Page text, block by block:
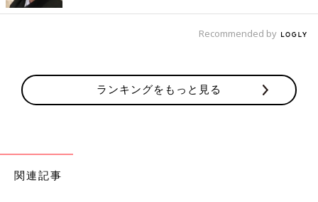
を見開いたままでした。“あぁ、やっぱりトラブルがあったん
に着いたか記憶がなくて、ただただ、自分を責め続けました」
（純子さん）
Recommended by
ランキングをもっと見る
関連記事